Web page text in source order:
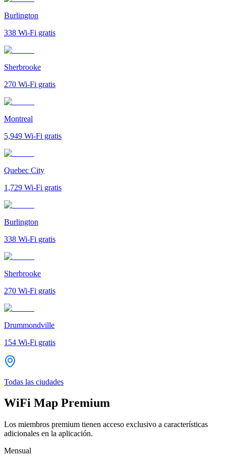
Burlington
338 Wi-Fi gratis
Sherbrooke
270 Wi-Fi gratis
Montreal
5,949 Wi-Fi gratis
Quebec City
1,729 Wi-Fi gratis
Burlington
338 Wi-Fi gratis
Sherbrooke
270 Wi-Fi gratis
Drummondville
154 Wi-Fi gratis
Todas las ciudades
WiFi Map Premium
Los miembros premium tienen acceso exclusivo a características
adicionales en la aplicación.
Mensual